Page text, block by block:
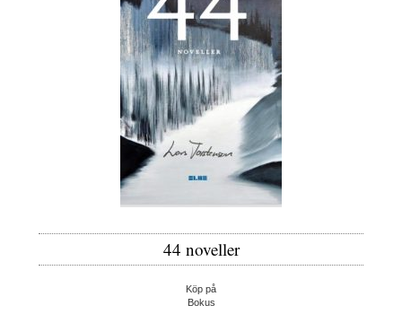
44 noveller
Köp på
Bokus